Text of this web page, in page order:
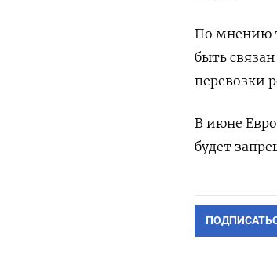
По мнению
быть
перевозки
В июне
будет